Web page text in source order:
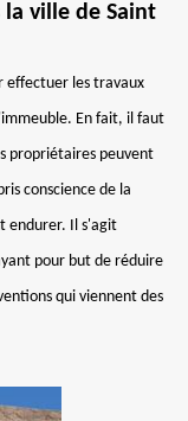
la ville de Saint
effectuer les travaux
En fait, il faut
propriétaires peuvent
conscience de la
endurer. Il s'agit
pour but de réduire
qui viennent des